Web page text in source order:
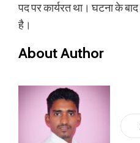
पद पर कार्यरत था। घटना के
है।
About Author